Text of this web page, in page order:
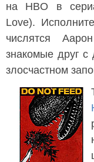
на HBO в
Love).
числятся
знакомые друг с
злосчастном